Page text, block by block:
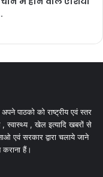
पाठको को राष्ट्रीय एवं स्तर
स्वास्थ्य , खेल इत्यादि खबरों से
एवं सरकार द्वारा चलाये जाने
हैं।